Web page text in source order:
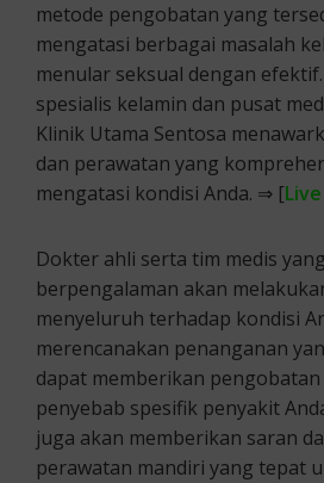
metode pengobatan yang
mengatasi berbagai masalah
menular seksual dengan
spesialis kelamin dan pusat
Klinik Utama Sentosa
dan perawatan yang
mengatasi kondisi Anda. ⇒ [
Dokter ahli serta tim medis
berpengalaman akan
menyeluruh terhadap kondisi
merencanakan penanganan
dapat memberikan
penyebab spesifik penyakit
juga akan memberikan saran
perawatan mandiri yang tepat